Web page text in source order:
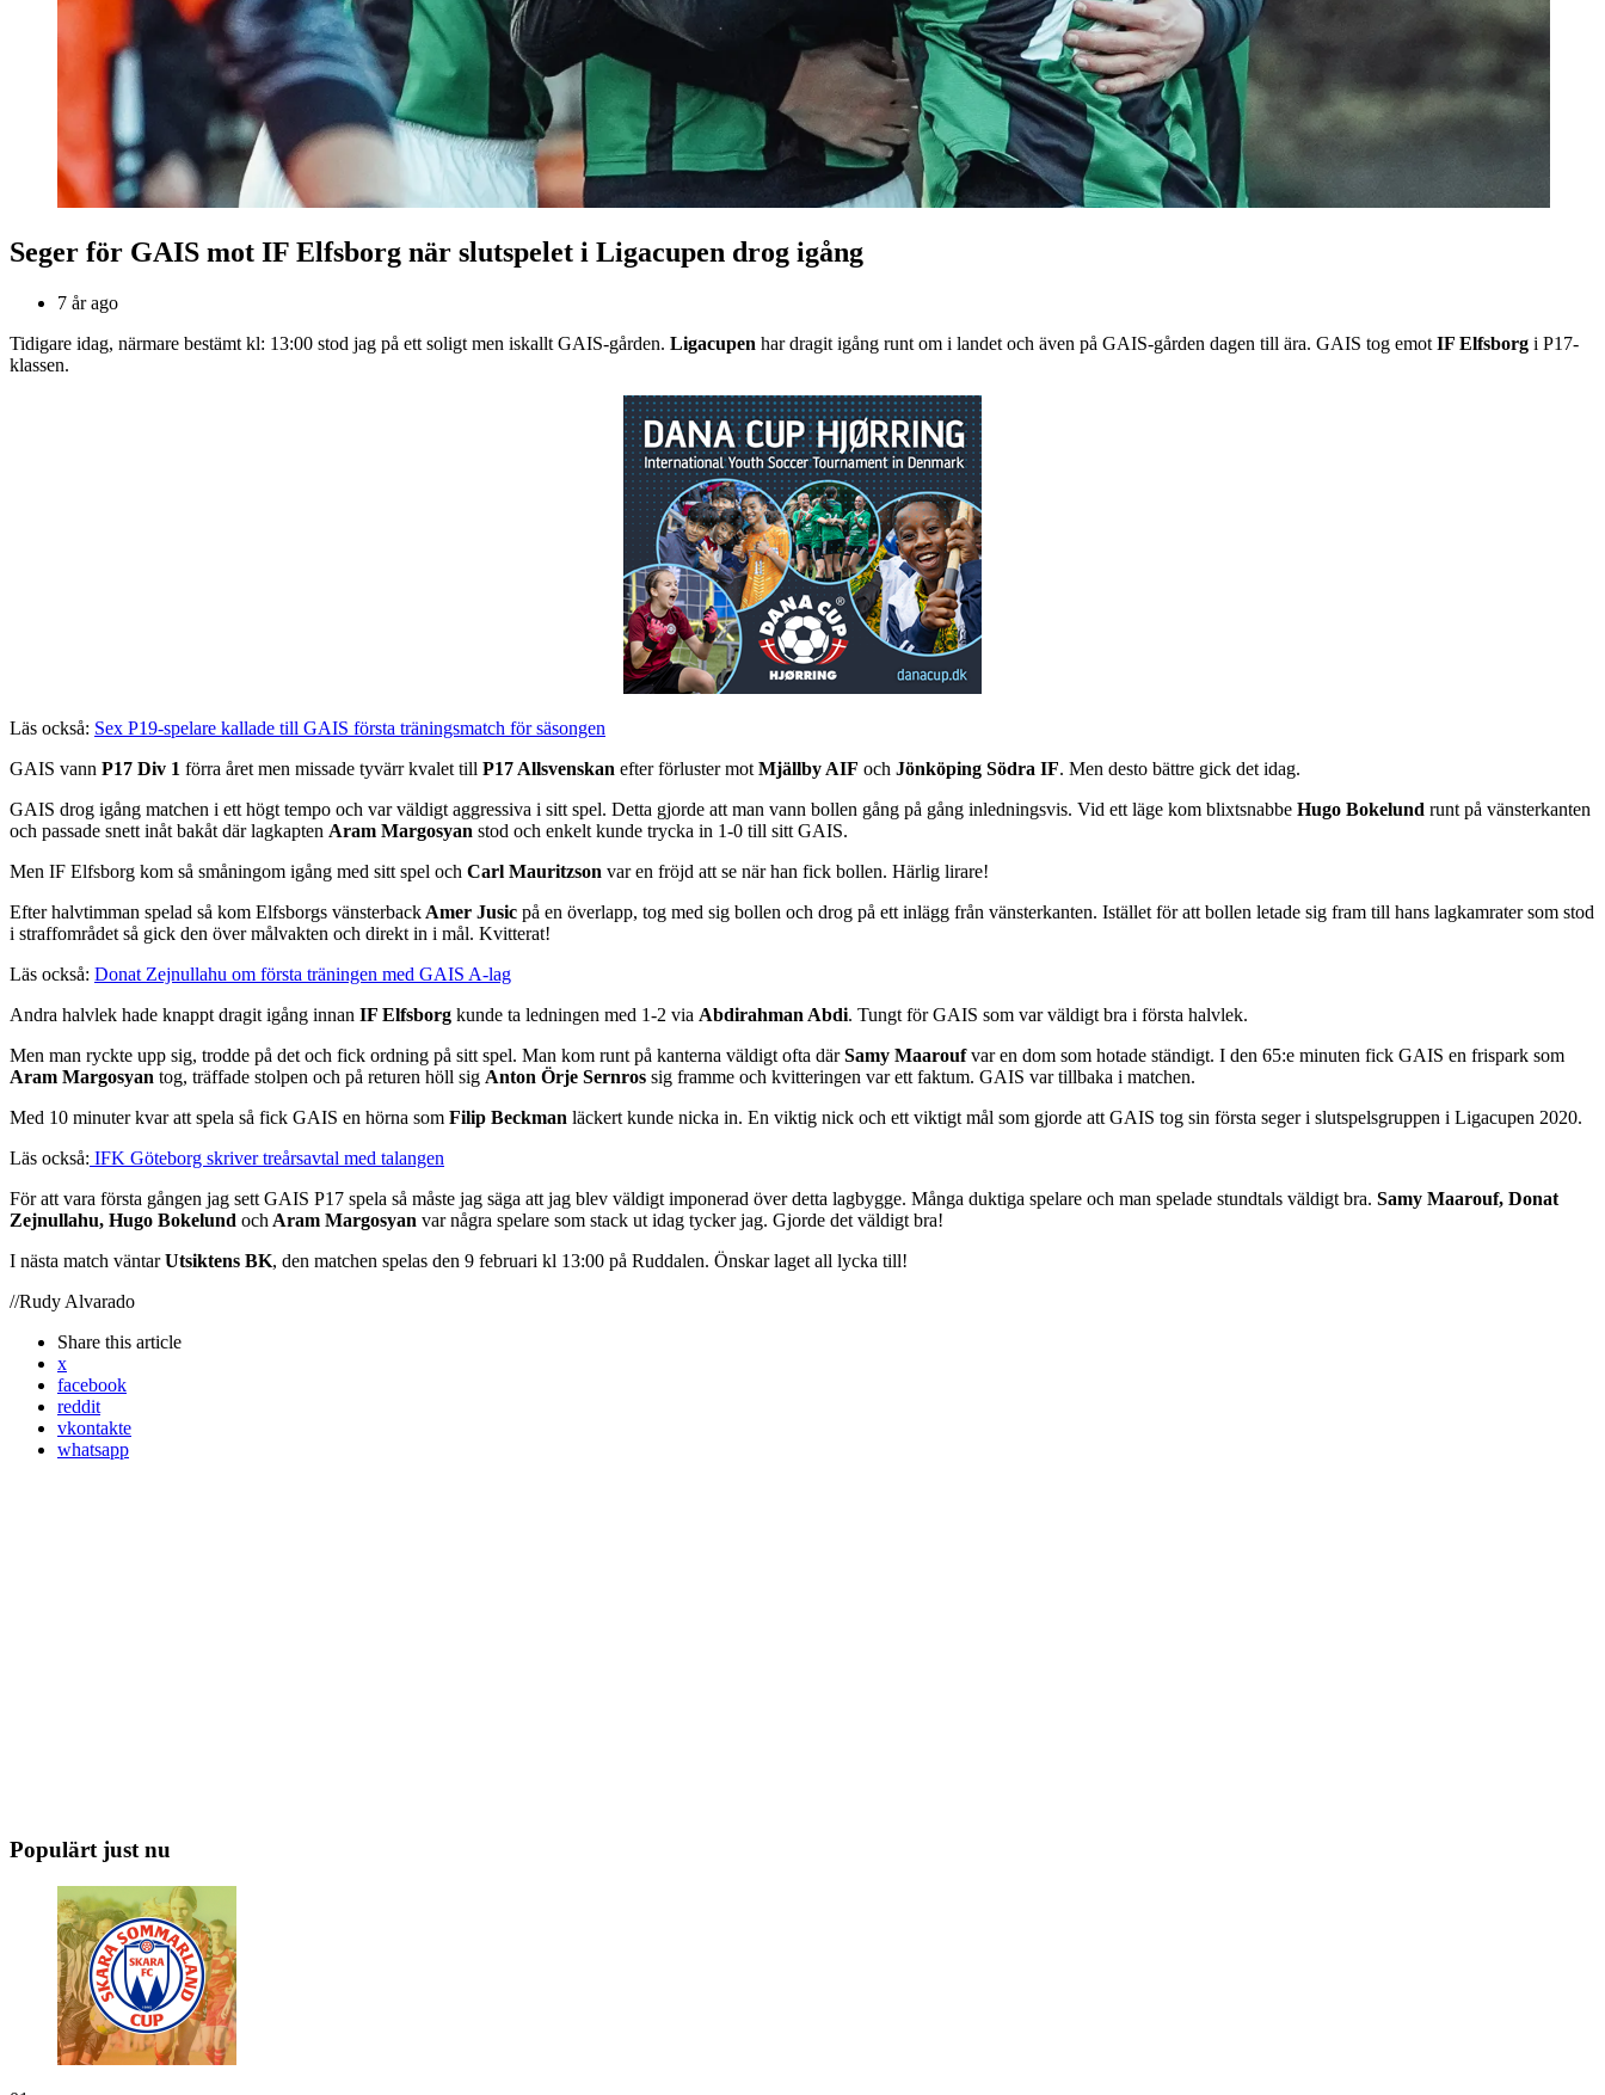
Seger för GAIS mot IF Elfsborg när slutspelet i Ligacupen drog igång
7 år ago
Tidigare idag, närmare bestämt kl: 13:00 stod jag på ett soligt men iskallt GAIS-gården. Ligacupen har dragit igång runt om i landet och även på GAIS-gården dagen till ära. GAIS tog emot IF Elfsborg i P17-
klassen.
Läs också: Sex P19-spelare kallade till GAIS första träningsmatch för säsongen
GAIS vann P17 Div 1 förra året men missade tyvärr kvalet till P17 Allsvenskan efter förluster mot Mjällby AIF och Jönköping Södra IF. Men desto bättre gick det idag.
GAIS drog igång matchen i ett högt tempo och var väldigt aggressiva i sitt spel. Detta gjorde att man vann bollen gång på gång inledningsvis. Vid ett läge kom blixtsnabbe Hugo Bokelund runt på vänsterkanten
och passade snett inåt bakåt där lagkapten Aram Margosyan stod och enkelt kunde trycka in 1-0 till sitt GAIS.
Men IF Elfsborg kom så småningom igång med sitt spel och Carl Mauritzson var en fröjd att se när han fick bollen. Härlig lirare!
Efter halvtimman spelad så kom Elfsborgs vänsterback Amer Jusic på en överlapp, tog med sig bollen och drog på ett inlägg från vänsterkanten. Istället för att bollen letade sig fram till hans lagkamrater som stod
i straffområdet så gick den över målvakten och direkt in i mål. Kvitterat!
Läs också: Donat Zejnullahu om första träningen med GAIS A-lag
Andra halvlek hade knappt dragit igång innan IF Elfsborg kunde ta ledningen med 1-2 via Abdirahman Abdi. Tungt för GAIS som var väldigt bra i första halvlek.
Men man ryckte upp sig, trodde på det och fick ordning på sitt spel. Man kom runt på kanterna väldigt ofta därSamy Maaroufvar en dom som hotade ständigt. I den 65:e minuten fick GAIS en frispark som
Aram Margosyan tog, träffade stolpen och på returen höll sig Anton Örje Sernros sig framme och kvitteringen var ett faktum. GAIS var tillbaka i matchen.
Med 10 minuter kvar att spela så fick GAIS en hörna som Filip Beckman läckert kunde nicka in. En viktig nick och ett viktigt mål som gjorde att GAIS tog sin första seger i slutspelsgruppen i Ligacupen 2020.
Läs också: IFK Göteborg skriver treårsavtal med talangen
För att vara första gången jag sett GAIS P17 spela så måste jag säga att jag blev väldigt imponerad över detta lagbygge. Många duktiga spelare och man spelade stundtals väldigt bra. Samy Maarouf, Donat
Zejnullahu, Hugo Bokelund och Aram Margosyan var några spelare som stack ut idag tycker jag. Gjorde det väldigt bra!
I nästa match väntarUtsiktens BK, den matchen spelas den 9 februari kl 13:00 på Ruddalen. Önskar laget all lycka till!
//Rudy Alvarado
Share this article
x
facebook
reddit
vkontakte
whatsapp
Populärt just nu